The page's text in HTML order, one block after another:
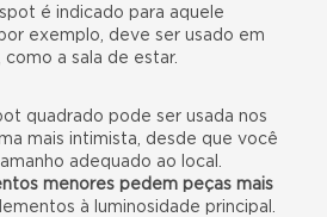
é indicado para aquele
exemplo, deve ser usado em
a sala de estar.
quadrado pode ser usada nos
mais intimista, desde que você
adequado ao local.
menores pedem peças mais
à luminosidade principal.